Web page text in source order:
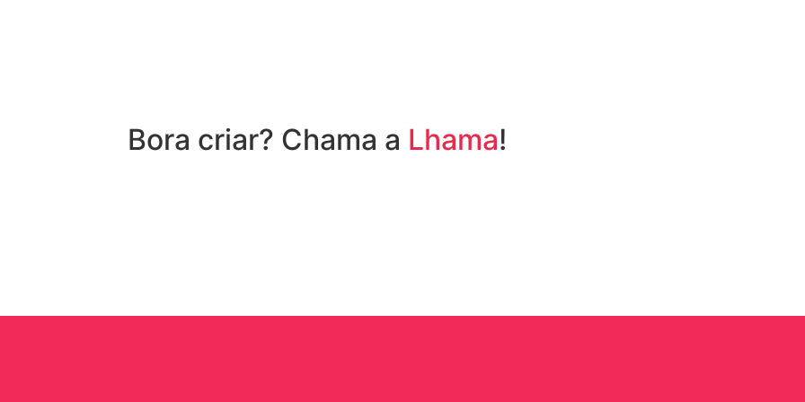
Bora criar? Chama a Lhama!